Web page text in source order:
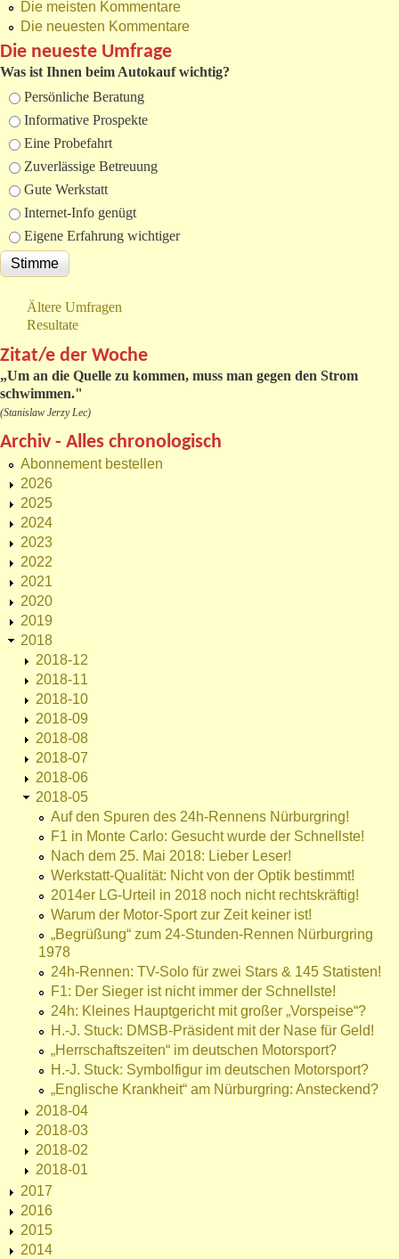
Die meisten Kommentare
Die neuesten Kommentare
Die neueste Umfrage
Was ist Ihnen beim Autokauf wichtig?
Auswahlmöglichkeiten
Persönliche Beratung
Informative Prospekte
Eine Probefahrt
Zuverlässige Betreuung
Gute Werkstatt
Internet-Info genügt
Eigene Erfahrung wichtiger
Ältere Umfragen
Resultate
Zitat/e der Woche
„Um an die Quelle zu kommen, muss man gegen den Strom
schwimmen."
(Stanislaw Jerzy Lec)
Archiv - Alles chronologisch
Abonnement bestellen
2026
2025
2024
2023
2022
2021
2020
2019
2018
2018-12
2018-11
2018-10
2018-09
2018-08
2018-07
2018-06
2018-05
Auf den Spuren des 24h-Rennens Nürburgring!
F1 in Monte Carlo: Gesucht wurde der Schnellste!
Nach dem 25. Mai 2018: Lieber Leser!
Werkstatt-Qualität: Nicht von der Optik bestimmt!
2014er LG-Urteil in 2018 noch nicht rechtskräftig!
Warum der Motor-Sport zur Zeit keiner ist!
„Begrüßung“ zum 24-Stunden-Rennen Nürburgring
1978
24h-Rennen: TV-Solo für zwei Stars & 145 Statisten!
F1: Der Sieger ist nicht immer der Schnellste!
24h: Kleines Hauptgericht mit großer „Vorspeise“?
H.-J. Stuck: DMSB-Präsident mit der Nase für Geld!
„Herrschaftszeiten“ im deutschen Motorsport?
H.-J. Stuck: Symbolfigur im deutschen Motorsport?
„Englische Krankheit“ am Nürburgring: Ansteckend?
2018-04
2018-03
2018-02
2018-01
2017
2016
2015
2014